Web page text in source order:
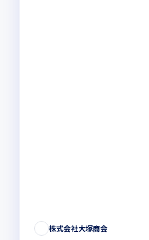
株式会社大塚商会